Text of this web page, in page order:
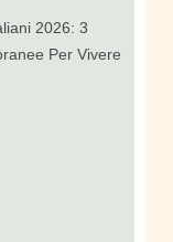
2026: 3
Per Vivere